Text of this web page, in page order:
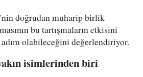
doğrudan muharip birlik
bu tartışmaların etkisini
olabileceğini değerlendiriyor.
isimlerinden biri